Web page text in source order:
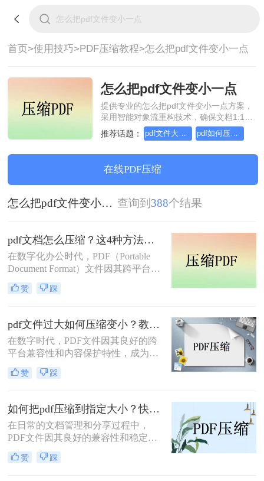
首页>使用技巧>PDF压缩教程>怎么把pdf文件变小一点
怎么把pdf文件变小一点
提供专业的怎么把pdf文件变小一点方案，
采用智能对象流重构技术，确保文档1:1高
保真还原且排版不乱码。支持一键批量处
理，全链路 SSL 加密保障隐私安全。助您
装，高效办公。
推荐话题： pdf文件大小压缩，几招轻松搞定 pdf如何压缩，教你轻松应对
在线PDF压缩
怎么把pdf文件变小一点 查询到 388个结果
pdf文档怎么压缩？这4种方法教你轻松搞定！
在数字化办公时代，PDF（Portable
Document Format）文件因其跨平台兼
容性和内容保真度而被广泛使用。然
而，高清晰度的图像和复杂的排版设
仅增加了存储负担，也影响了文件在
网络上的传输速度。那么pdf文档怎么
压缩呢？本文将全面介绍PDF文档压
缩的方法，帮助你有效减小文件体
积，同时尽可能保持文档的阅读质量
和功能性。
赞 踩
pdf文件过大如何压缩变小？教你三种快速压缩的方法！
在数字时代，PDF文件因其良好的跨
平台兼容性和内容保护特性，成为了
文档传输和存储的重要格式。然而，
随着文档内容的丰富和图像质量的提
加，给存储、传输和分享带来不便。
因此，学会PDF文件过大如何压缩变
小显得尤为重要。本文将详细介绍几
种常用的PDF压缩方法，帮助您轻松
应对这一问题。
赞 踩
如何把pdf压缩到指定大小？快来试试这三种文件压缩的方法！
在日常的文档管理和分享过程中，
PDF文件因其良好的兼容性和稳定性
而广受欢迎。然而，随着文件内容的
增加，PDF文件的大小也可能变得相
赞 踩